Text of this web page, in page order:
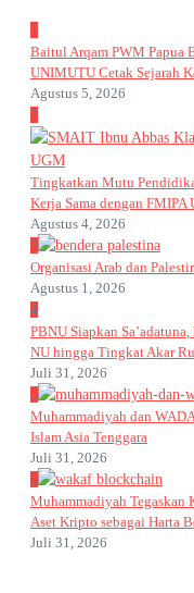
1
Baitul Arqam PWM Papua
UNIMUTU Cetak Sejarah
Agustus 5, 2026
2
Tingkatkan Mutu
Kerja Sama dengan FMIPA
Agustus 4, 2026
3
Organisasi Arab dan
Agustus 1, 2026
4
PBNU Siapkan
NU hingga Tingkat Akar
Juli 31, 2026
5
Muhammadiyah dan
Islam Asia Tenggara
Juli 31, 2026
6
Muhammadiyah Tegaskan
Aset Kripto sebagai Harta
Juli 31, 2026